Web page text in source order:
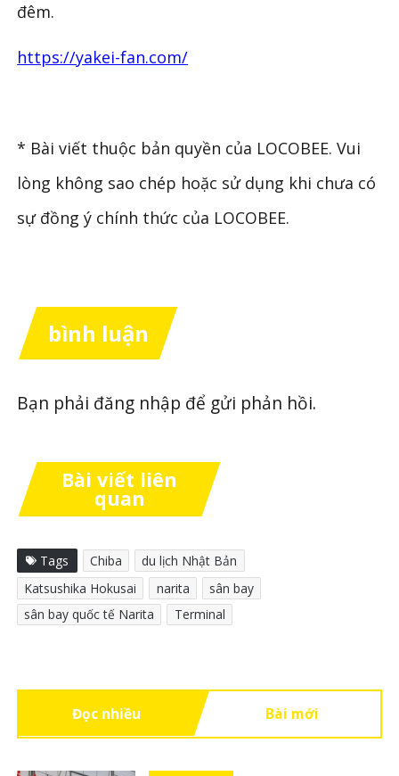
đêm.
https://yakei-fan.com/
* Bài viết thuộc bản quyền của LOCOBEE. Vui
lòng không sao chép hoặc sử dụng khi chưa có
sự đồng ý chính thức của LOCOBEE.
bình luận
Bạn phải đăng nhập để gửi phản hồi.
Bài viết liên
quan
Tags Chiba
du lịch Nhật Bản
Katsushika Hokusai
narita
sân bay
sân bay quốc tế Narita
Terminal
Đọc nhiều Bài mới